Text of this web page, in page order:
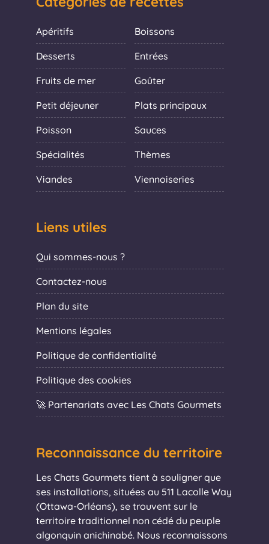
Apéritifs Boissons
Desserts Entrées
Fruits de mer Goûter
Petit déjeuner Plats principaux
Poisson Sauces
Spécialités Thèmes
Viandes Viennoiseries
Liens utiles
Qui sommes-nous ?
Contactez-nous
Plan du site
Mentions légales
Politique de confidentialité
Politique des cookies
🚀 Partenariats avec Les Chats Gourmets
Reconnaissance du territoire
Les Chats Gourmets tient à souligner que
ses installations, situées au 511 Lacolle Way
(Ottawa-Orléans), se trouvent sur le
territoire traditionnel non cédé du peuple
algonquin anichinabé. Nous reconnaissons